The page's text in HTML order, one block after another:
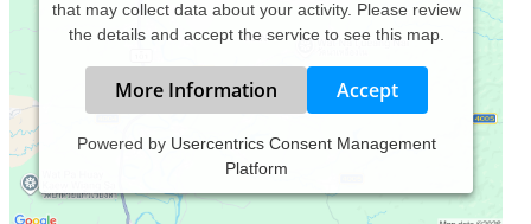
that may collect data about your activity. Please review
the details and accept the service to see this map.
More Information Accept
Powered by Usercentrics Consent Management
Platform
In meiner Praxis für Traumatherapie in Duisburg begleite
ich seit über 20 Jahren Erwachsene, die von anhaltendem